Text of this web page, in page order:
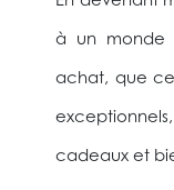
à un monde
achat, que ce
cadeaux et